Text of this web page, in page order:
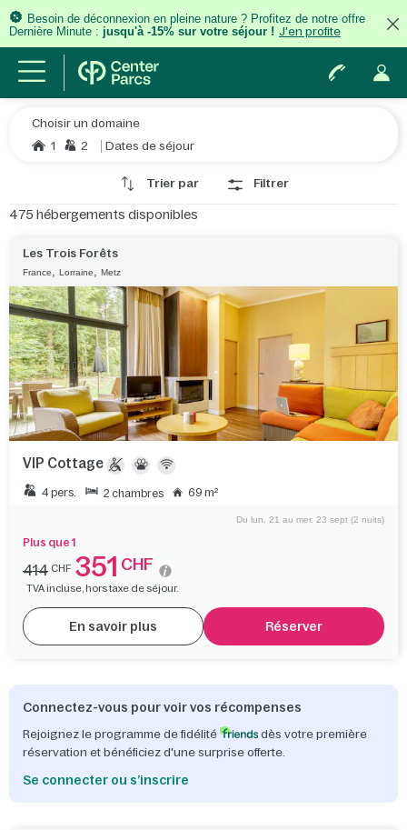
Besoin de déconnexion en pleine nature ? Profitez de notre offre
Dernière Minute : jusqu'à -15% sur votre séjour ! J'en profite
Choisir un domaine
1
2 Dates de séjour
Trier par Filtrer
475 hébergements disponibles
Les Trois Forêts
France, Lorraine, Metz
VIP Cottage
4 pers. 2 chambres 69 m²
Plus que 1
Du lun. 21 au mer. 23 sept (2 nuits)
414 CHF 351 CHF
TVA incluse, hors taxe de séjour.
En savoir plus Réserver
Connectez-vous pour voir vos récompenses
Rejoignez le programme de fidélité
dès votre première
réservation et bénéficiez d'une surprise offerte.
Se connecter ou s’inscrire